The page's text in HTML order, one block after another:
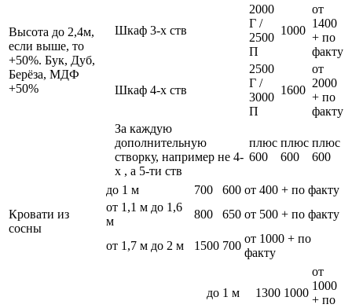
Высота до 2,4м,
если выше, то
+50%. Бук, Дуб,
Берёза, МДФ
+50%
Шкаф 3-х ств
2000
Г /
2500
П
1000
от
1400
+ по
факту
Шкаф 4-х ств
2500
Г /
3000
П
1600
от
2000
+ по
факту
За каждую
дополнительную
створку, например не 4-
х , а 5-ти ств
плюс
600
плюс
600
плюс
600
Кровати из
сосны
до 1 м 700 600 от 400 + по факту
от 1,1 м до 1,6
м
800 650 от 500 + по факту
от 1,7 м до 2 м 1500 700
от 1000 + по
факту
до 1 м 1300 1000
от
1000
+ по